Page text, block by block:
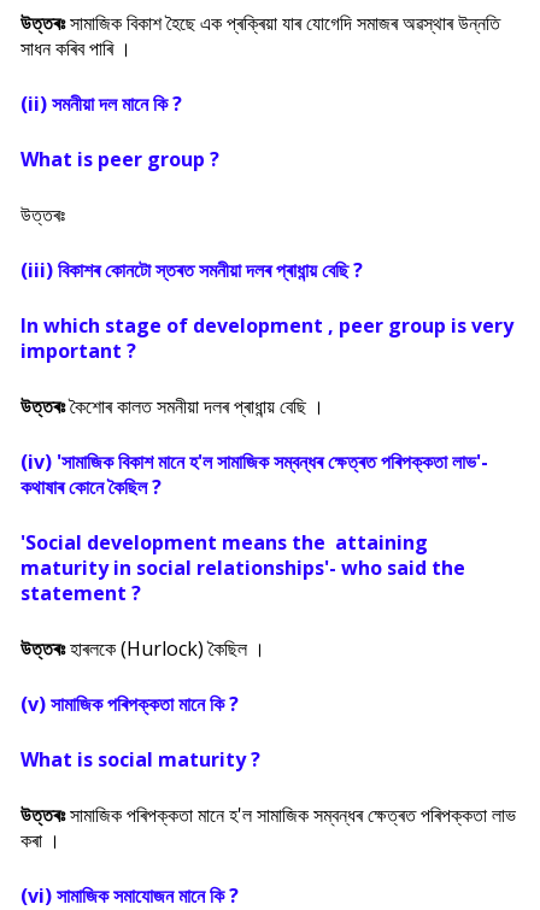
উত্তৰঃসামাজিক বিকাশ হৈছে এক প্ৰক্ৰিয়া যাৰ যোগেদি সমাজৰ অৱস্থাৰ উন্নতি
সাধন কৰিব পাৰি ।
(ii) সমনীয়া দল মানে কি ?
What is peer group ?
উত্তৰঃ
(iii) বিকাশৰ কোনটো স্তৰত সমনীয়া দলৰ প্ৰাধান্য় বেছি ?
In which stage of development , peer group is very
important ?
উত্তৰঃকৈশোৰ কালত সমনীয়া দলৰ প্ৰাধান্য় বেছি ।
(iv) 'সামাজিক বিকাশ মানে হ'ল সামাজিক সম্বন্ধৰ ক্ষেত্ৰত পৰিপক্কতা লাভ'-
কথাষাৰ কোনে কৈছিল ?
'Social development means the attaining
maturity in social relationships'- who said the
statement ?
উত্তৰঃহাৰলকে (Hurlock) কৈছিল ।
(v) সামাজিক পৰিপক্কতা মানে কি ?
What is social maturity ?
উত্তৰঃসামাজিক পৰিপক্কতা মানে হ'ল সামাজিক সম্বন্ধৰ ক্ষেত্ৰত পৰিপক্কতা লাভ
কৰা ।
(vi) সামাজিক সমাযোজন মানে কি ?